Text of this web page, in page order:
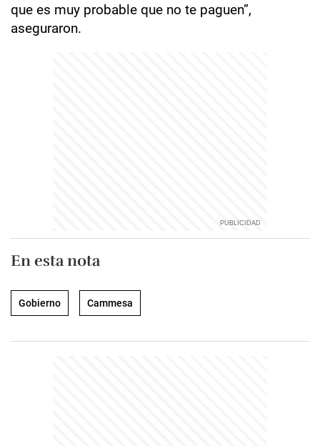
que es muy probable que no te paguen”,
aseguraron.
En esta nota
Gobierno Cammesa